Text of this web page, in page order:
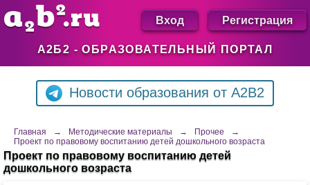
А2Б2 - ОБРАЗОВАТЕЛЬНЫЙ ПОРТАЛ
Вход Регистрация
Новости образования от A2B2
Главная → Методические материалы → Прочее
→
Проект по правовому воспитанию детей дошкольного возраста
Проект по правовому воспитанию детей
дошкольного возраста